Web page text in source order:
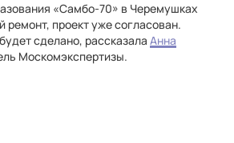
«Самбо-70» в Черемушках
ремонт, проект уже согласован.
сделано, рассказала Анна
Москомэкспертизы.